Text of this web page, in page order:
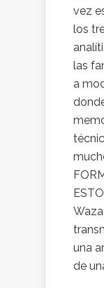
vez
los
las
a
una
de